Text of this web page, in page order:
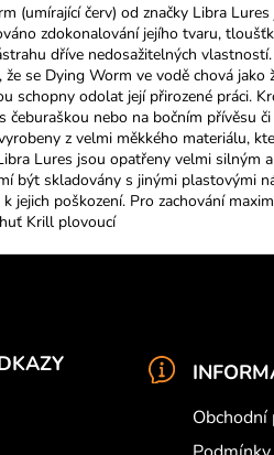
(umírající červ) od značky Libra
zdokonalování jejího tvaru,
dříve nedosažitelných
že se Dying Worm ve vodě chová
schopny odolat její přirozené práci.
čeburaškou nebo na bočním přívěsu
z velmi měkkého materiálu,
Lures jsou opatřeny velmi silným
být skladovány s jinými plastovými
jejich poškození. Pro zachování
Krill plovoucí